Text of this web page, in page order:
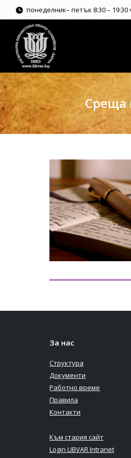
понеделник– петък 8:30 – 19:30
Среща
За нас
Структура
Документи
Работно време
Правила
Контакти
Към стария сайт
Login LIBVAR Intranet